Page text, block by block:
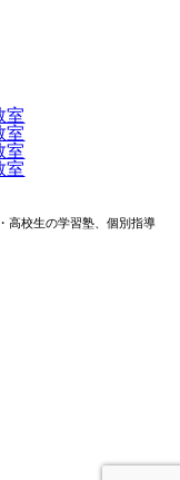
高校生の学習塾、個別指導